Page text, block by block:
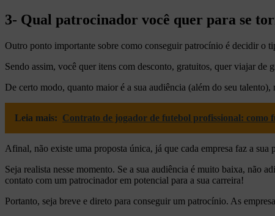
3- Qual patrocinador você quer para se
Outro ponto importante sobre como conseguir patrocínio é decidir o
Sendo assim, você quer itens com desconto, gratuitos, quer viajar de
De certo modo, quanto maior é a sua audiência (além do seu talento),
Leia mais: Contrato de jogador de futebol profissional: como
Afinal, não existe uma proposta única, já que cada empresa faz a
Seja realista nesse momento. Se a sua audiência é muito baixa, não
contato com um patrocinador em potencial para a sua carreira!
Portanto, seja breve e direto para conseguir um patrocínio. As